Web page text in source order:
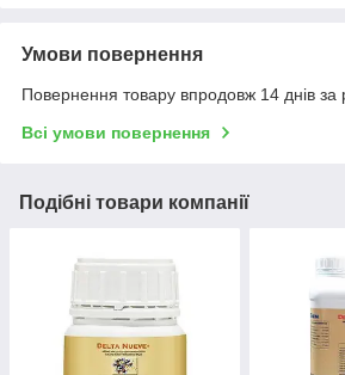
Умови повернення
Повернення товару впродовж 14 днів за
Всі умови повернення
Подібні товари компанії